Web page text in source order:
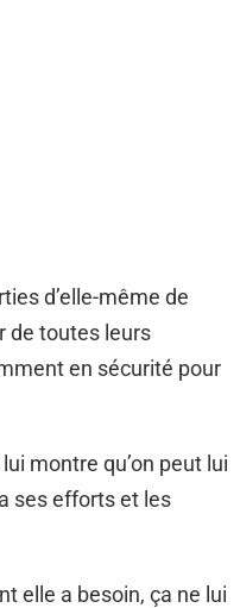
d’elle-même de
de toutes leurs
en sécurité pour
montre qu’on peut lui
ses efforts et les
elle a besoin, ça ne lui